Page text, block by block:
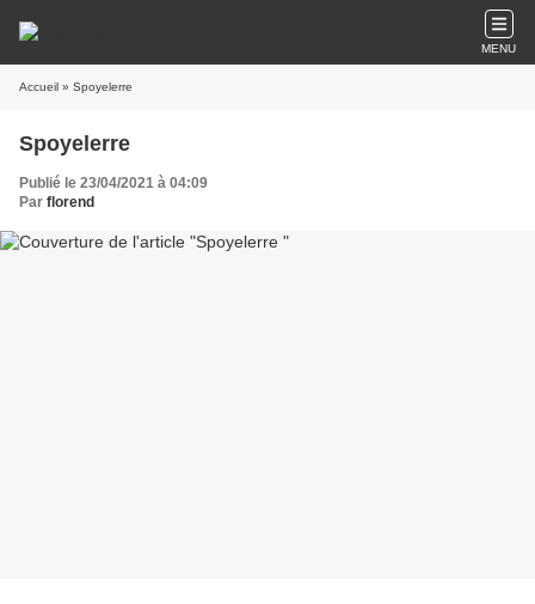
MENU
Accueil » Spoyelerre
Spoyelerre
Publié le 23/04/2021 à 04:09
Par florend